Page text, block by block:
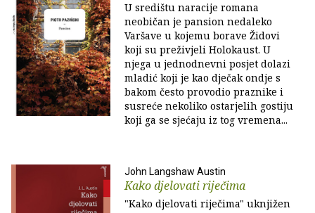
U središtu naracije romana
neobičan je pansion nedaleko
Varšave u kojemu borave Židovi
koji su preživjeli Holokaust. U
njega u jednodnevni posjet dolazi
mladić koji je kao dječak ondje s
bakom često provodio praznike i
susreće nekoliko ostarjelih gostiju
koji ga se sjećaju iz tog vremena...
John Langshaw Austin
Kako djelovati riječima
"Kako djelovati riječima" uknjižen